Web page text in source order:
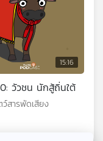
15:16
วัวชน นักสู้ถิ่นใต้
ว์สารพัดเสียง